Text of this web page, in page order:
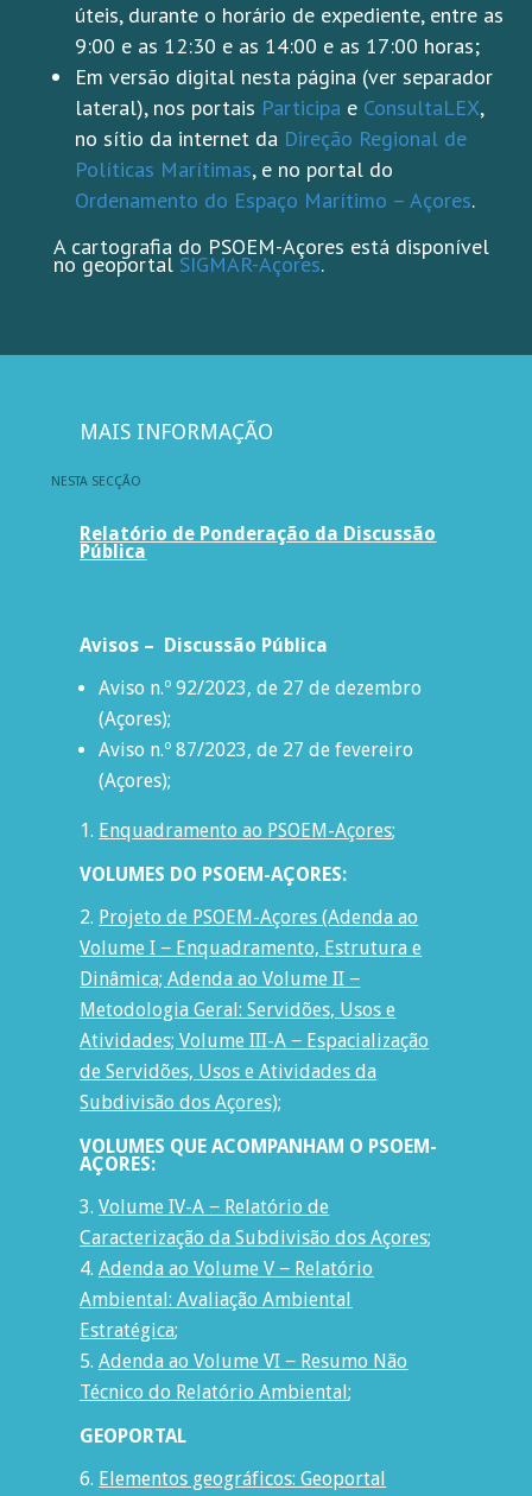
úteis, durante o horário de expediente, entre as
9:00 e as 12:30 e as 14:00 e as 17:00 horas;
Em versão digital nesta página (ver separador
lateral), nos portais Participa e ConsultaLEX,
no sítio da internet da Direção Regional de
Políticas Marítimas, e no portal do
Ordenamento do Espaço Marítimo – Açores.
A cartografia do PSOEM-Açores está disponível
no geoportal SIGMAR-Açores.
MAIS INFORMAÇÃO
NESTA SECÇÃO
Relatório de Ponderação da Discussão
Pública
Avisos – Discussão Pública
Aviso n.º 92/2023, de 27 de dezembro
(Açores);
Aviso n.º 87/2023, de 27 de fevereiro
(Açores);
Enquadramento ao PSOEM-Açores;
VOLUMES DO PSOEM-AÇORES:
Projeto de PSOEM-Açores (Adenda ao
Volume I − Enquadramento, Estrutura e
Dinâmica; Adenda ao Volume II −
Metodologia Geral: Servidões, Usos e
Atividades; Volume III-A − Espacialização
de Servidões, Usos e Atividades da
Subdivisão dos Açores);
VOLUMES QUE ACOMPANHAM O PSOEM-
AÇORES:
Volume IV-A − Relatório de
Caracterização da Subdivisão dos Açores;
Adenda ao Volume V − Relatório
Ambiental: Avaliação Ambiental
Estratégica;
Adenda ao Volume VI − Resumo Não
Técnico do Relatório Ambiental;
GEOPORTAL
Elementos geográficos: Geoportal